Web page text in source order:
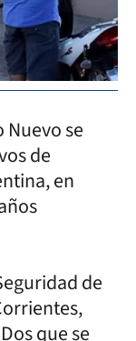
Nuevo se
de
en
de
que se